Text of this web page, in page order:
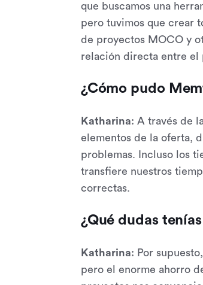
que buscamos una
pero tuvimos que crear
de proyectos MOCO y
relación directa entre el
¿Cómo pudo
Katharina: A través de
elementos de la oferta,
problemas. Incluso los
transfiere nuestros
correctas.
¿Qué dudas
Katharina: Por
pero el enorme ahorro